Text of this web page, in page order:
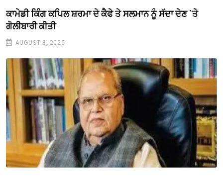
ਕਾਮੇਡੀ ਕਿੰਗ ਕਪਿਲ ਸ਼ਰਮਾ ਦੇ ਕੈਫੇ ਤੇ ਸਲਮਾਨ ਨੂੰ ਸੱਦਾ ਦੇਣ `ਤੇ
ਗੋਲੀਬਾਰੀ ਕੀਤੀ
AUGUST 8, 2025